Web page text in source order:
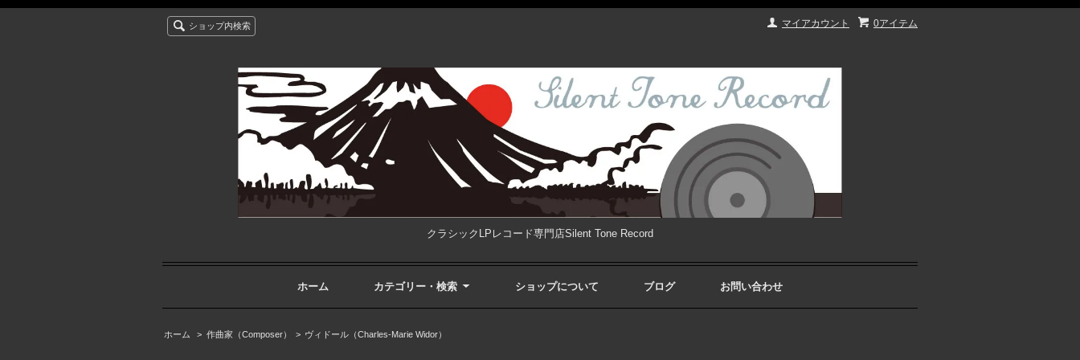
0アイテム
マイアカウント
ショップ内検索
クラシックLPレコード専門店Silent Tone Record
ホーム カテゴリー・検索 ショップについて ブログ お問い合わせ
ホーム > 作曲家（Composer） > ヴィドール（Charles-Marie Widor）